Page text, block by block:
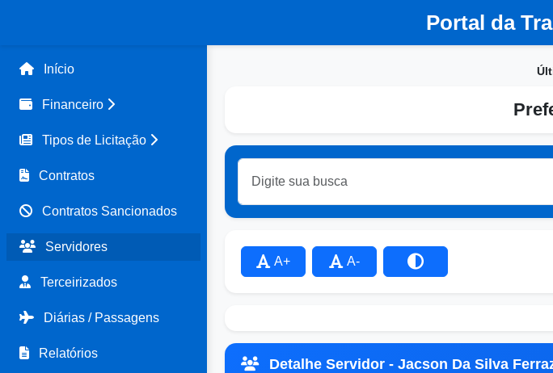
Portal da
Início
Financeiro
Tipos de Licitação
Contratos
Contratos Sancionados
Servidores
Terceirizados
Diárias / Passagens
Relatórios
A+ A-
Detalhe Servidor - Jacson Da Silva